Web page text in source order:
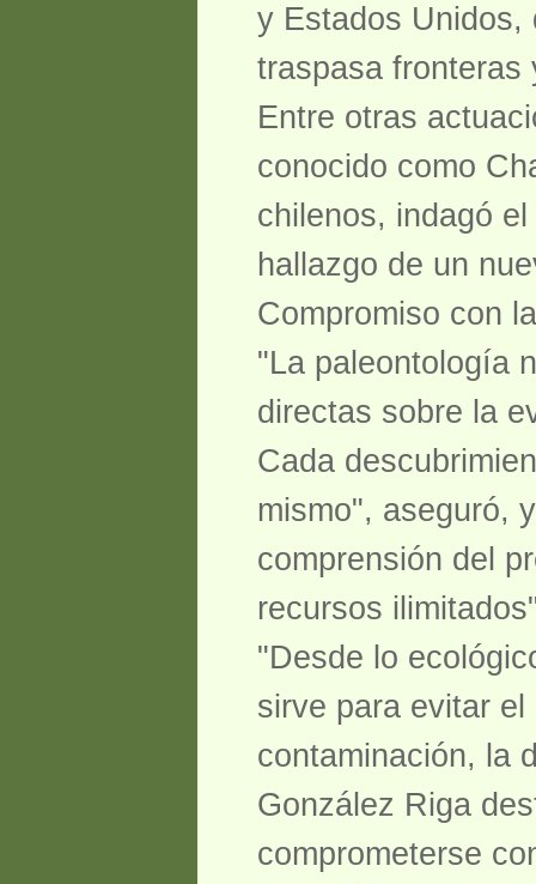
y Estados Unidos,
traspasa fronteras
Entre otras
conocido como
chilenos, indagó
hallazgo de un
Compromiso con
"La paleontología
directas sobre la
Cada
mismo", aseguró,
comprensión del
recursos
"Desde lo
sirve para evitar
contaminación, la
González Riga
comprometerse